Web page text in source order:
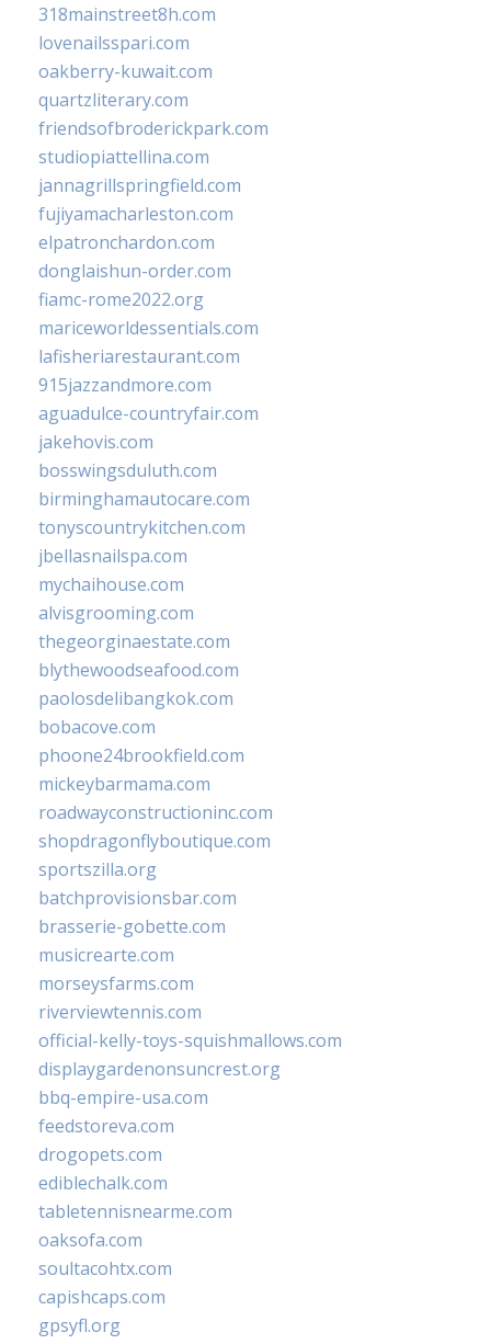
318mainstreet8h.com
lovenailsspari.com
oakberry-kuwait.com
quartzliterary.com
friendsofbroderickpark.com
studiopiattellina.com
jannagrillspringfield.com
fujiyamacharleston.com
elpatronchardon.com
donglaishun-order.com
fiamc-rome2022.org
mariceworldessentials.com
lafisheriarestaurant.com
915jazzandmore.com
aguadulce-countryfair.com
jakehovis.com
bosswingsduluth.com
birminghamautocare.com
tonyscountrykitchen.com
jbellasnailspa.com
mychaihouse.com
alvisgrooming.com
thegeorginaestate.com
blythewoodseafood.com
paolosdelibangkok.com
bobacove.com
phoone24brookfield.com
mickeybarmama.com
roadwayconstructioninc.com
shopdragonflyboutique.com
sportszilla.org
batchprovisionsbar.com
brasserie-gobette.com
musicrearte.com
morseysfarms.com
riverviewtennis.com
official-kelly-toys-squishmallows.com
displaygardenonsuncrest.org
bbq-empire-usa.com
feedstoreva.com
drogopets.com
ediblechalk.com
tabletennisnearme.com
oaksofa.com
soultacohtx.com
capishcaps.com
gpsyfl.org